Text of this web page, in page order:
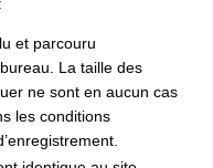
et parcouru
La taille des
ne sont en aucun cas
les conditions